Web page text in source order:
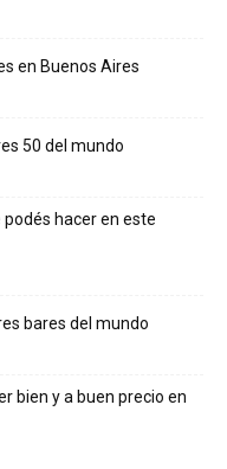
en Buenos Aires
50 del mundo
podés hacer en este
bares del mundo
bien y a buen precio en